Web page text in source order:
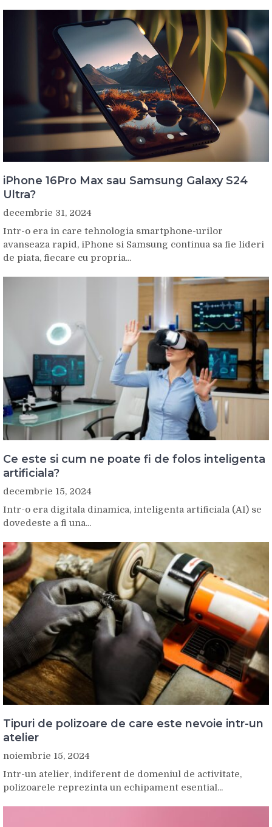
iPhone 16Pro Max sau Samsung Galaxy S24
Ultra?
decembrie 31, 2024
Intr-o era in care tehnologia smartphone-urilor
avanseaza rapid, iPhone si Samsung continua sa fie lideri
de piata, fiecare cu propria...
Ce este si cum ne poate fi de folos inteligenta
artificiala?
decembrie 15, 2024
Intr-o era digitala dinamica, inteligenta artificiala (AI) se
dovedeste a fi una...
Tipuri de polizoare de care este nevoie intr-un
atelier
noiembrie 15, 2024
Intr-un atelier, indiferent de domeniul de activitate,
polizoarele reprezinta un echipament esential...